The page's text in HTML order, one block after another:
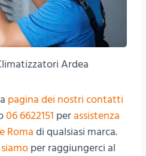
Ardea
pagina dei nostri contatti
06 6622151 perassistenza
Roma di qualsiasi marca.
per raggiungerci al